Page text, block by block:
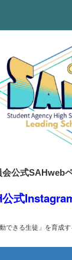
公式SAHwebペ
式
できる生徒」を育成